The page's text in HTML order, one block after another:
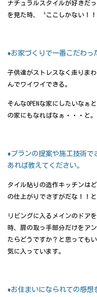
ナチュラルスタイルが好きだ
を見た時、〝ここしかない！
♦お家づくりで一番こだわっ
子供達がストレスなく走りま
んでワイワイできる。
そんなOPENな家にしたいなぁ
の家にもなればなぁ・・・と。
♦プランの提案や施工技術で
あれば教えてください。
タイル貼りの造作キッチンは
の仕上がりでさすがだな！！と
リビングに入るメインのドア
時、扉の取っ手部分だけをア
たらどうですか？と思っても
気に入っています。
♦お住まいになられての感想